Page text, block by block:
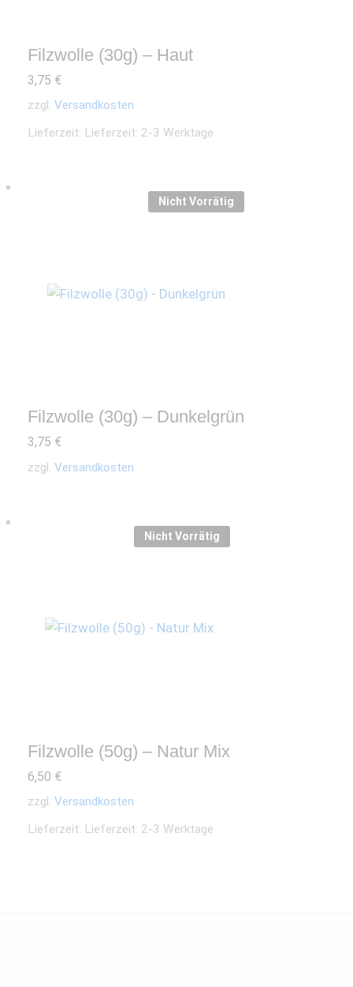
Filzwolle (30g) – Haut
3,75 €
zzgl. Versandkosten
Lieferzeit: Lieferzeit: 2-3 Werktage
Nicht Vorrätig
Filzwolle (30g) – Dunkelgrün
3,75 €
zzgl. Versandkosten
Nicht Vorrätig
Filzwolle (50g) – Natur Mix
6,50 €
zzgl. Versandkosten
Lieferzeit: Lieferzeit: 2-3 Werktage